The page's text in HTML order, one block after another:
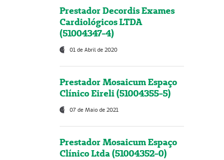
Prestador Decordis Exames
Cardiológicos LTDA
(51004347-4)
01 de Abril de 2020
Prestador Mosaicum Espaço
Clínico Eireli (51004355-5)
07 de Maio de 2021
Prestador Mosaicum Espaço
Clínico Ltda (51004352-0)